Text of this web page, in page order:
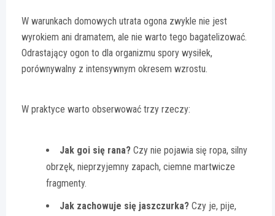
W warunkach domowych utrata ogona zwykle nie jest
wyrokiem ani dramatem, ale nie warto tego bagatelizować.
Odrastający ogon to dla organizmu spory wysiłek,
porównywalny z intensywnym okresem wzrostu.
W praktyce warto obserwować trzy rzeczy:
Jak goi się rana? Czy nie pojawia się ropa, silny
obrzęk, nieprzyjemny zapach, ciemne martwicze
fragmenty.
Jak zachowuje się jaszczurka? Czy je, pije,